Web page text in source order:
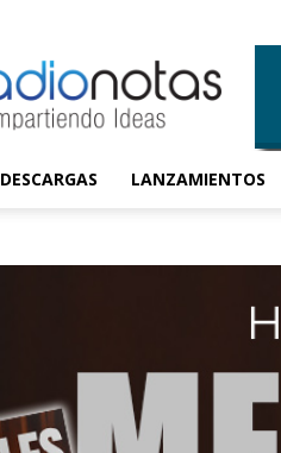
DESCARGAS LANZAMIENTOS